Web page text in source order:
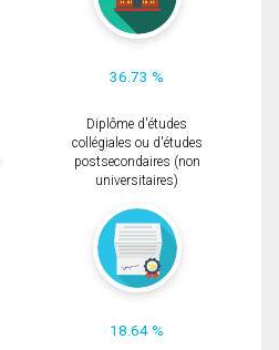
36.73 %
Diplôme d'études
collégiales ou d'études
postsecondaires (non
universitaires)
18.64 %